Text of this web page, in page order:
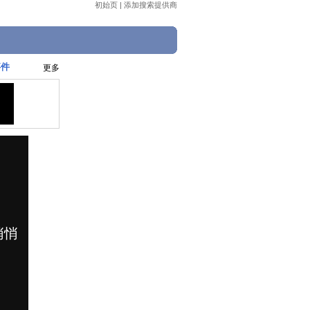
初始页 | 添加搜索提供商
更多